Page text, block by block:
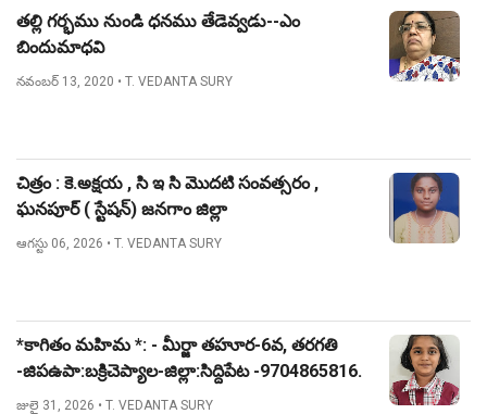
తల్లి గర్భము నుండి ధనము తేడెవ్వడు--ఎం
బిందుమాధవి
నవంబర్ 13, 2020 • T. VEDANTA SURY
చిత్రం : కె.అక్షయ , సి ఇ సి మొదటి సంవత్సరం ,
ఘనపూర్ ( స్టేషన్) జనగాం జిల్లా
ఆగస్టు 06, 2026 • T. VEDANTA SURY
*కాగితం మహిమ *: - మీర్జా తహూర-6వ, తరగతి
-జిపఉపా:బక్రిచెప్యాల-జిల్లా:సిద్దిపేట -9704865816.
జులై 31, 2026 • T. VEDANTA SURY